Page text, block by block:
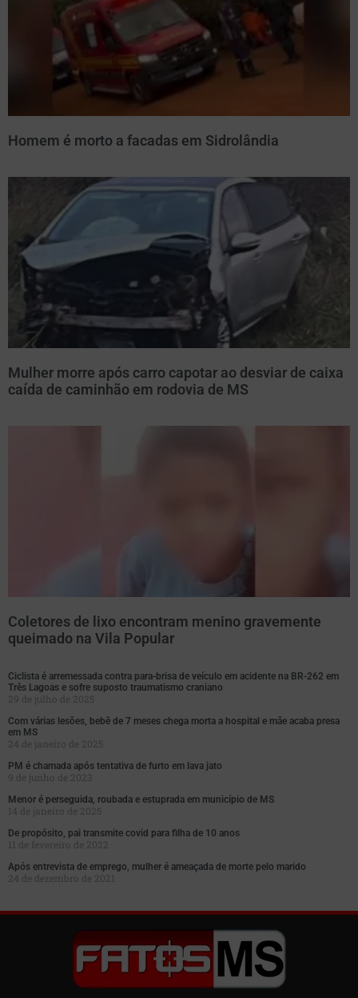
Homem é morto a facadas em Sidrolândia
Mulher morre após carro capotar ao desviar de caixa
caída de caminhão em rodovia de MS
Coletores de lixo encontram menino gravemente
queimado na Vila Popular
Ciclista é arremessada contra para-brisa de veículo em acidente na BR-262 em
Três Lagoas e sofre suposto traumatismo craniano
29 de julho de 2025
Com várias lesões, bebê de 7 meses chega morta a hospital e mãe acaba presa
em MS
24 de janeiro de 2025
PM é chamada após tentativa de furto em lava jato
9 de junho de 2023
Menor é perseguida, roubada e estuprada em município de MS
14 de janeiro de 2025
De propósito, pai transmite covid para filha de 10 anos
11 de fevereiro de 2022
Após entrevista de emprego, mulher é ameaçada de morte pelo marido
24 de dezembro de 2021